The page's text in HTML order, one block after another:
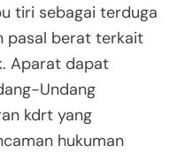
tiri sebagai terduga
pasal berat terkait
Aparat dapat
Undang
kdrt yang
hukuman